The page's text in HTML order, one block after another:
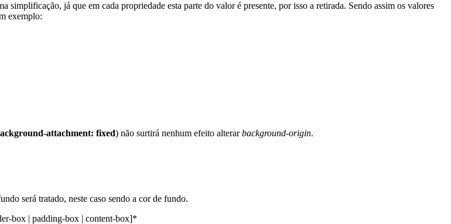
simplificação, já que em cada propriedade esta parte do valor é presente, por isso a retirada. Sendo assim os valores
exemplo:
attachment: fixed) não surtirá nenhum efeito alterarbackground-origin.
será tratado, neste caso sendo a cor de fundo.
box | padding-box | content-box]*